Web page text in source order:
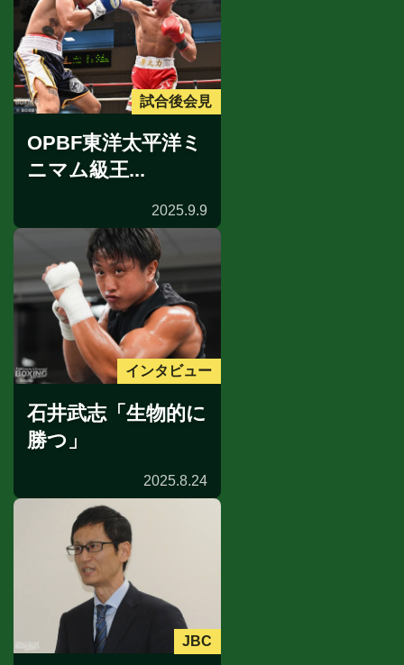
試合後会見
OPBF東洋太平洋ミ
ニマム級王...
2025.9.9
インタビュー
石井武志「生物的に
勝つ」
2025.8.24
JBC